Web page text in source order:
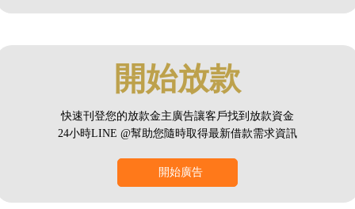
開始放款
快速刊登您的放款金主廣告讓客戶找到放款資金
24小時LINE @幫助您隨時取得最新借款需求資訊
開始廣告